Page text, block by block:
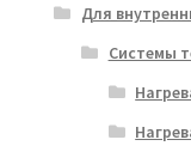
Для
Системы